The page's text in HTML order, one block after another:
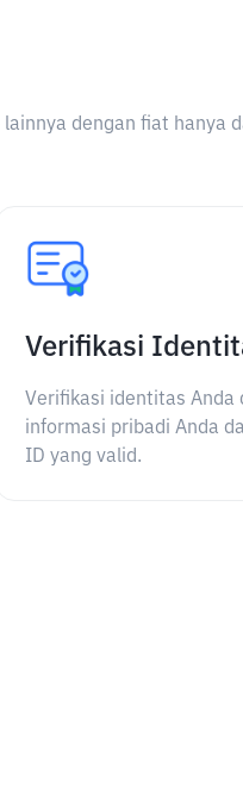
dengan fiat hanya
Verifikasi
Verifikasi identitas Anda
informasi pribadi Anda
ID yang valid.